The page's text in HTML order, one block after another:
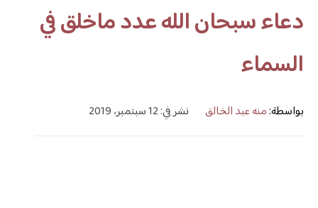
دعاء سبحان الله عدد ماخلق في
السماء
بواسطة:منه عبد الخالق نشر في: 12 سبتمبر، 2019